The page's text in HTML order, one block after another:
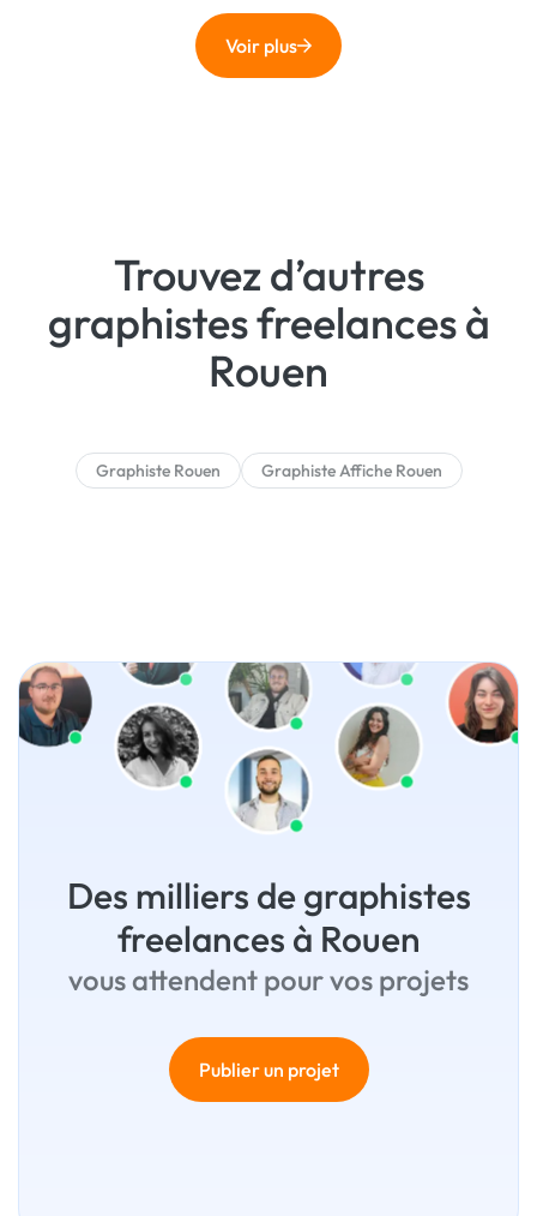
Voir plus
Trouvez d’autres
graphistes freelances à
Rouen
Graphiste Rouen Graphiste Affiche Rouen
Des milliers de graphistes
freelances à Rouen
vous attendent pour vos projets
Publier un projet